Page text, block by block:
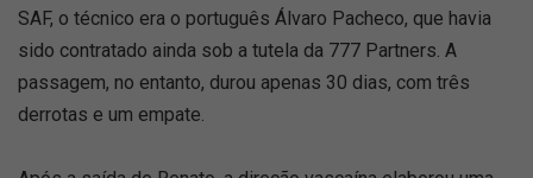
SAF, o técnico era o português Álvaro Pacheco, que havia
sido contratado ainda sob a tutela da 777 Partners. A
passagem, no entanto, durou apenas 30 dias, com três
derrotas e um empate.